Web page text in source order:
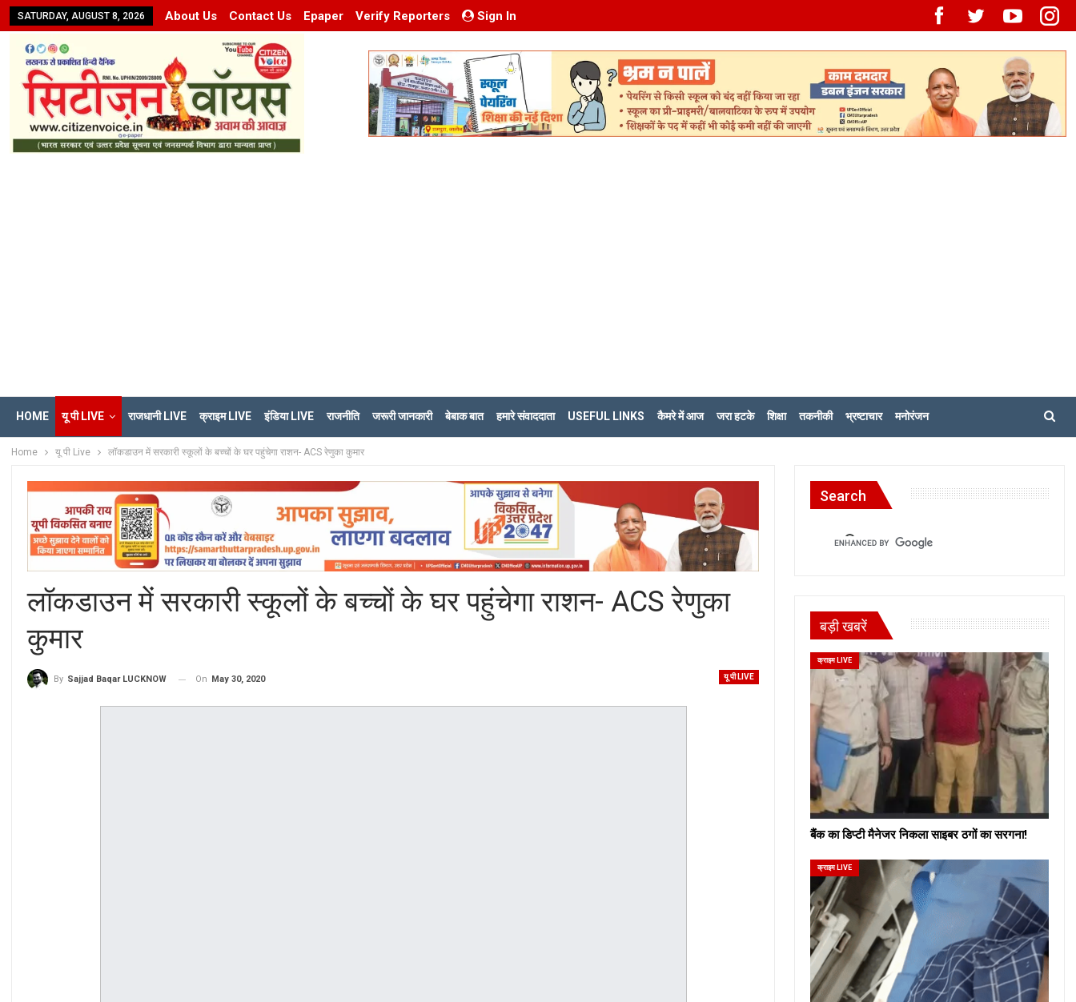
SATURDAY, AUGUST 8, 2026 About Us Contact Us Epaper Verify Reporters Sign In
HOME यू पी LIVE राजधानी LIVE क्राइम LIVE इंडिया LIVE राजनीति जरूरी जानकारी बेबाक बात हमारे संवाददाता USEFUL LINKS कैमरे में आज जरा हटके शिक्षा तकनीकी भ्रष्टाचार मनोरंजन
Home यू पी Live लॉकडाउन में सरकारी स्कूलों के बच्चों के घर पहुंचेगा राशन- ACS रेणुका कुमार
लॉकडाउन में सरकारी स्कूलों के बच्चों के घर पहुंचेगा राशन- ACS रेणुका
कुमार
यू पी LIVE
By Sajjad Baqar LUCKNOW On May 30, 2020
Search
बड़ी खबरें
क्राइम LIVE
बैंक का डिप्टी मैनेजर निकला साइबर ठगों का सरगना!
क्राइम LIVE